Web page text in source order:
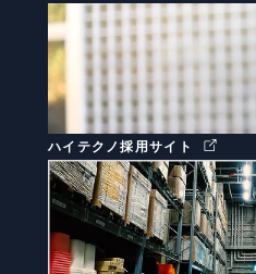
ハイテクノ採用サイト